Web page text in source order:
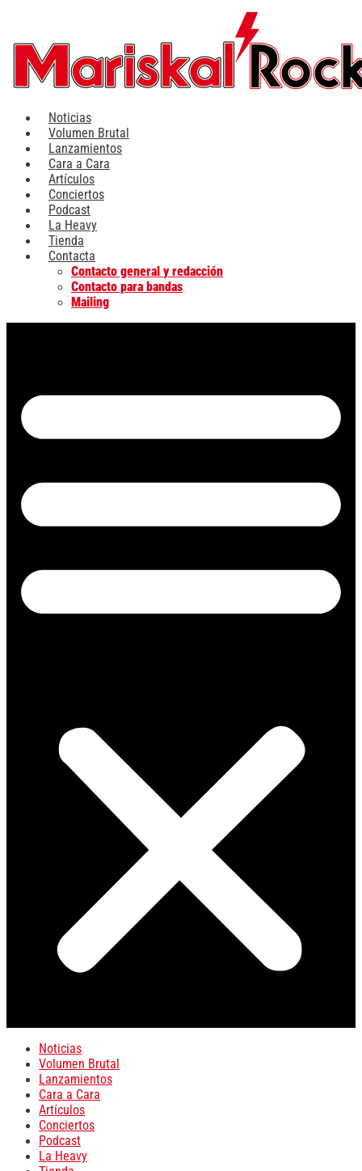
contenido
Noticias
Volumen Brutal
Lanzamientos
Cara a Cara
Artículos
Conciertos
Podcast
La Heavy
Tienda
Contacta
Contacto general y redacción
Contacto para bandas
Mailing
Noticias
Volumen Brutal
Lanzamientos
Cara a Cara
Artículos
Conciertos
Podcast
La Heavy